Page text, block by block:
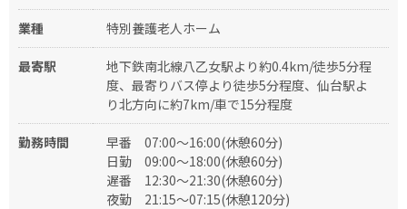
業種 特別養護老人ホーム
最寄駅
地下鉄南北線八乙女駅より約0.4km/徒歩5分程
度、最寄りバス停より徒歩5分程度、仙台駅よ
り北方向に約7km/車で15分程度
勤務時間 早番
07:00～16:00(休憩60分)
日勤
09:00～18:00(休憩60分)
遅番
12:30～21:30(休憩60分)
夜勤
21:15～07:15(休憩120分)